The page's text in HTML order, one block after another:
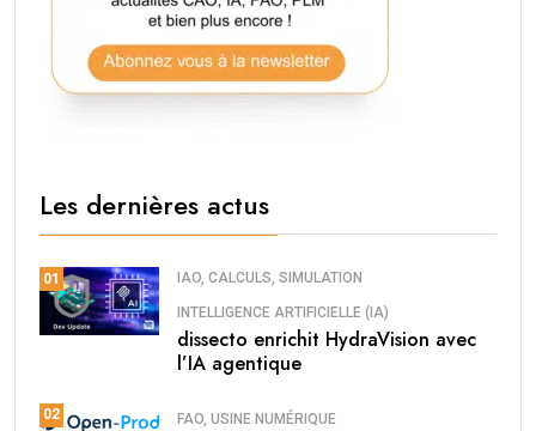
Les dernières actus
01 IAO, CALCULS, SIMULATION
INTELLIGENCE ARTIFICIELLE (IA)
dissecto enrichit HydraVision avec
l’IA agentique
02 FAO, USINE NUMÉRIQUE